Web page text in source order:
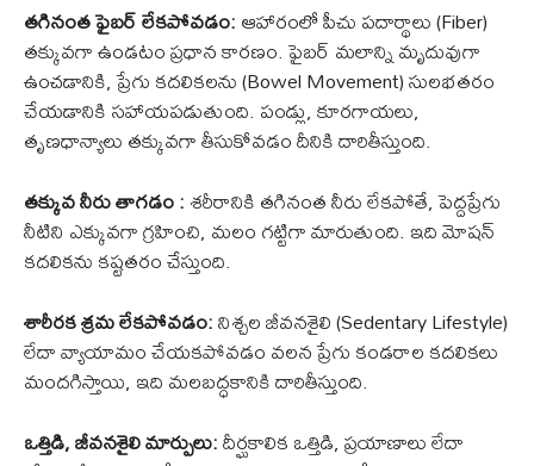
తగినంత ఫైబర్ లేకపోవడం:ఆహారంలో పీచు పదార్థాలు (Fiber)
తక్కువగా ఉండటం ప్రధాన కారణం. ఫైబర్ మలాన్ని మృదువుగా
ఉంచడానికి, ప్రేగు కదలికలను (Bowel Movement) సులభతరం
చేయడానికి సహాయపడుతుంది. పండ్లు, కూరగాయలు,
తృణధాన్యాలు తక్కువగా తీసుకోవడం దీనికి దారితీస్తుంది.
తక్కువ నీరు తాగడం :శరీరానికి తగినంత నీరు లేకపోతే, పెద్దప్రేగు
నీటిని ఎక్కువగా గ్రహించి, మలం గట్టిగా మారుతుంది. ఇది మోషన్
కదలికను కష్టతరం చేస్తుంది.
శారీరక శ్రమ లేకపోవడం:నిశ్చల జీవనశైలి (Sedentary Lifestyle)
లేదా వ్యాయామం చేయకపోవడం వలన ప్రేగు కండరాల కదలికలు
మందగిస్తాయి, ఇది మలబద్ధకానికి దారితీస్తుంది.
ఒత్తిడి, జీవనశైలి మార్పులు:దీర్ఘకాలిక ఒత్తిడి, ప్రయాణాలు లేదా